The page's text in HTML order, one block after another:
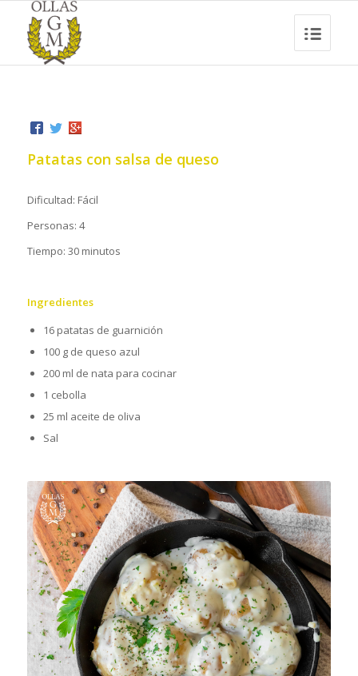
Patatas con salsa de queso
Dificultad: Fácil
Personas: 4
Tiempo: 30 minutos
Ingredientes
16 patatas de guarnición
100 g de queso azul
200 ml de nata para cocinar
1 cebolla
25 ml aceite de oliva
Sal